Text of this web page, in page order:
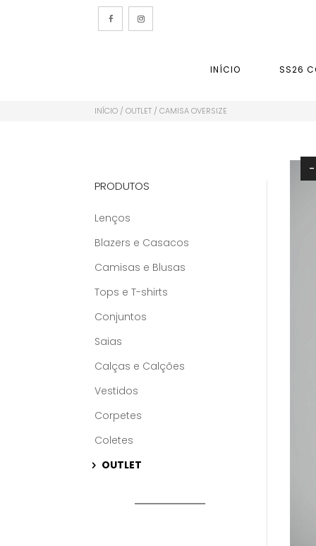
INÍCIO SS26
INÍCIO /OUTLET / CAMISA OVERSIZE
PRODUTOS
Lenços
Blazers e Casacos
Camisas e Blusas
Tops e T-shirts
Conjuntos
Saias
Calças e Calções
Vestidos
Corpetes
Coletes
OUTLET
-